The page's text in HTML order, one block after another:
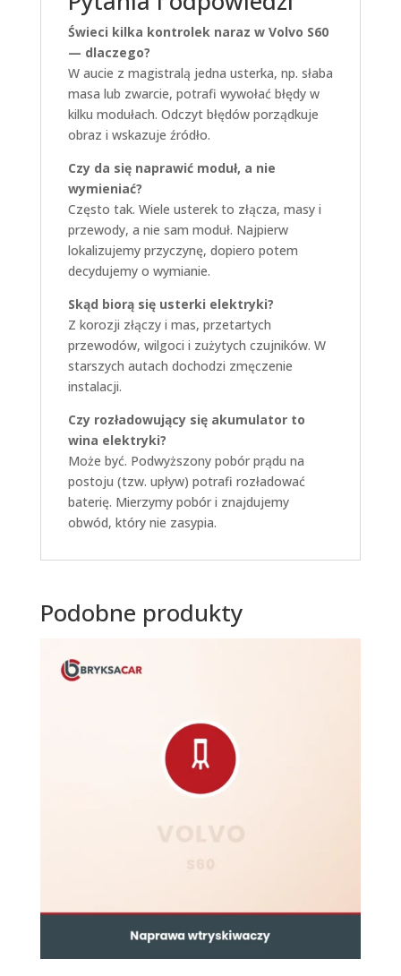
Świeci kilka kontrolek naraz w Volvo S60
— dlaczego?
W aucie z magistralą jedna usterka, np. słaba
masa lub zwarcie, potrafi wywołać błędy w
kilku modułach. Odczyt błędów porządkuje
obraz i wskazuje źródło.
Czy da się naprawić moduł, a nie
wymieniać?
Często tak. Wiele usterek to złącza, masy i
przewody, a nie sam moduł. Najpierw
lokalizujemy przyczynę, dopiero potem
decydujemy o wymianie.
Skąd biorą się usterki elektryki?
Z korozji złączy i mas, przetartych
przewodów, wilgoci i zużytych czujników. W
starszych autach dochodzi zmęczenie
instalacji.
Czy rozładowujący się akumulator to
wina elektryki?
Może być. Podwyższony pobór prądu na
postoju (tzw. upływ) potrafi rozładować
baterię. Mierzymy pobór i znajdujemy
obwód, który nie zasypia.
Podobne produkty